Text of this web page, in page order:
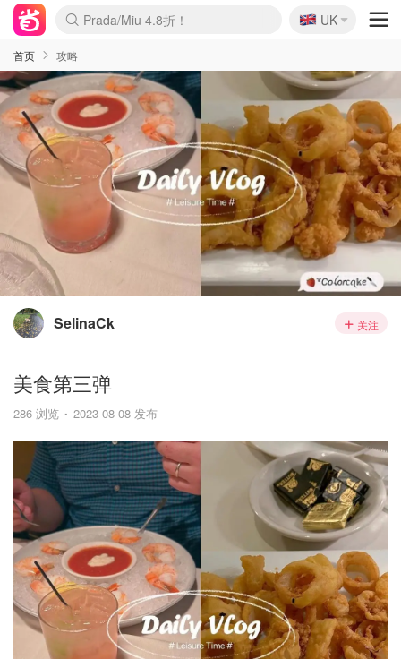
Prada/Miu 4.8折！
🇬🇧
UK
首页 攻略
SelinaCk 关注
美食第三弹
286 浏览 2023-08-08 发布